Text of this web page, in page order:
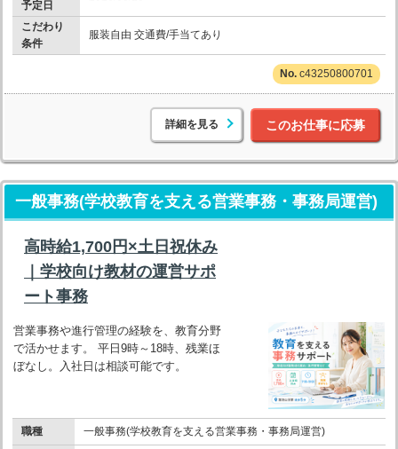
予定日
こだわり
条件
服装自由 交通費/手当てあり
c43250800701
詳細を見る このお仕事に応募
一般事務(学校教育を支える営業事務・事務局運営)
高時給1,700円×土日祝休み
｜学校向け教材の運営サポ
ート事務
営業事務や進行管理の経験を、教育分野
で活かせます。 平日9時～18時、残業ほ
ぼなし。入社日は相談可能です。
職種 一般事務(学校教育を支える営業事務・事務局運営)